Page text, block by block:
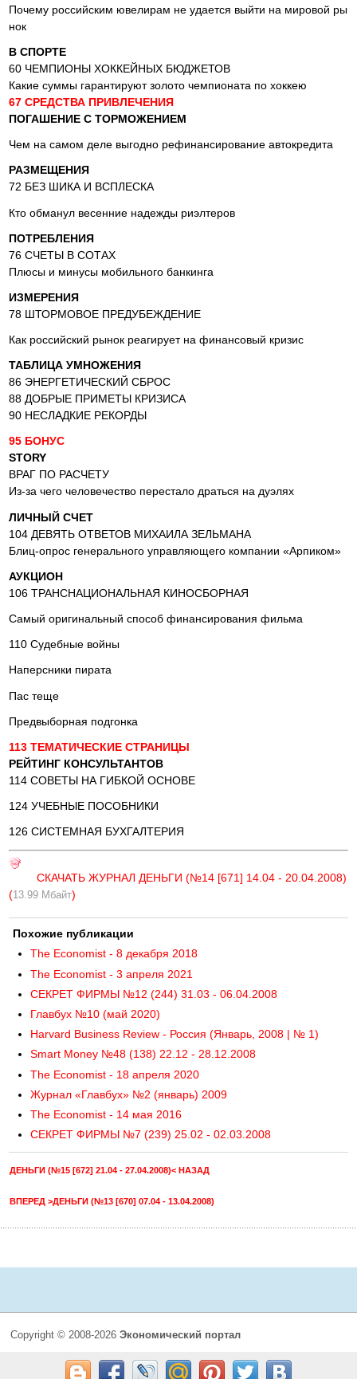
Почему российским ювелирам не удается выйти на мировой ры
нок
В СПОРТЕ
60 ЧЕМПИОНЫ ХОККЕЙНЫХ БЮДЖЕТОВ
Какие суммы гарантируют золото чемпионата по хоккею
67 СРЕДСТВА ПРИВЛЕЧЕНИЯ
ПОГАШЕНИЕ С ТОРМОЖЕНИЕМ
Чем на самом деле выгодно рефинансирование автокредита
РАЗМЕЩЕНИЯ
72 БЕЗ ШИКА И ВСПЛЕСКА
Кто обманул весенние надежды риэлтеров
ПОТРЕБЛЕНИЯ
76 СЧЕТЫ В СОТАХ
Плюсы и минусы мобильного банкинга
ИЗМЕРЕНИЯ
78 ШТОРМОВОЕ ПРЕДУБЕЖДЕНИЕ
Как российский рынок реагирует на финансовый кризис
ТАБЛИЦА УМНОЖЕНИЯ
86 ЭНЕРГЕТИЧЕСКИЙ СБРОС
88 ДОБРЫЕ ПРИМЕТЫ КРИЗИСА
90 НЕСЛАДКИЕ РЕКОРДЫ
95 БОНУС
STORY
ВРАГ ПО РАСЧЕТУ
Из-за чего человечество перестало драться на дуэлях
ЛИЧНЫЙ СЧЕТ
104 ДЕВЯТЬ ОТВЕТОВ МИХАИЛА ЗЕЛЬМАНА
Блиц-опрос генерального управляющего компании «Арпиком»
АУКЦИОН
106 ТРАНСНАЦИОНАЛЬНАЯ КИНОСБОРНАЯ
Самый оригинальный способ финансирования фильма
110 Судебные войны
Наперсники пирата
Пас теще
Предвыборная подгонка
113 ТЕМАТИЧЕСКИЕ СТРАНИЦЫ
РЕЙТИНГ КОНСУЛЬТАНТОВ
114 СОВЕТЫ НА ГИБКОЙ ОСНОВЕ
124 УЧЕБНЫЕ ПОСОБНИКИ
126 СИСТЕМНАЯ БУХГАЛТЕРИЯ
СКАЧАТЬ ЖУРНАЛ ДЕНЬГИ (№14 [671] 14.04 - 20.04.2008)
(13.99 Мбайт)
Похожие публикации
The Economist - 8 декабря 2018
The Economist - 3 апреля 2021
СЕКРЕТ ФИРМЫ №12 (244) 31.03 - 06.04.2008
Главбух №10 (май 2020)
Harvard Business Review - Россия (Январь, 2008 | № 1)
Smart Money №48 (138) 22.12 - 28.12.2008
The Economist - 18 апреля 2020
Журнал «Главбух» №2 (январь) 2009
The Economist - 14 мая 2016
СЕКРЕТ ФИРМЫ №7 (239) 25.02 - 02.03.2008
ДЕНЬГИ (№15 [672] 21.04 - 27.04.2008)< НАЗАД
ВПЕРЕД >ДЕНЬГИ (№13 [670] 07.04 - 13.04.2008)
Copyright © 2008-2026 Экономический портал